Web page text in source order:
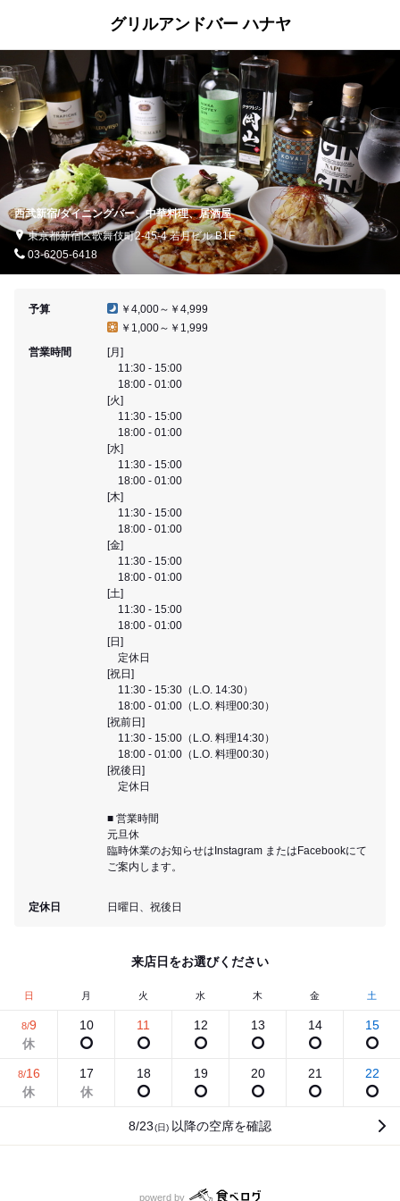
グリルアンドバー ハナヤ
西武新宿/ダイニングバー、中華料理、居酒屋
東京都新宿区歌舞伎町2-45-4 若月ビル B1F
03-6205-6418
予算
￥4,000～￥4,999
￥1,000～￥1,999
営業時間
[月]
11:30 - 15:00
18:00 - 01:00
[火]
11:30 - 15:00
18:00 - 01:00
[水]
11:30 - 15:00
18:00 - 01:00
[木]
11:30 - 15:00
18:00 - 01:00
[金]
11:30 - 15:00
18:00 - 01:00
[土]
11:30 - 15:00
18:00 - 01:00
[日]
定休日
[祝日]
11:30 - 15:30（L.O. 14:30）
18:00 - 01:00（L.O. 料理00:30）
[祝前日]
11:30 - 15:00（L.O. 料理14:30）
18:00 - 01:00（L.O. 料理00:30）
[祝後日]
定休日
■ 営業時間
元旦休
臨時休業のお知らせはInstagram またはFacebookにて
ご案内します。
定休日 日曜日、祝後日
来店日をお選びください
日 月 火 水 木 金 土
8/9 10 11 12 13 14 15
8/16 17 18 19 20 21 22
8/23(日) 以降の空席を確認
powerd by